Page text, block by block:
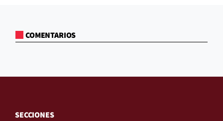
COMENTARIOS
SECCIONES